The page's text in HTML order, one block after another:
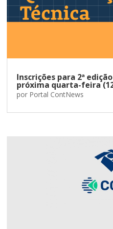
Inscrições para 2ª
próxima quarta-feira
por Portal ContNews